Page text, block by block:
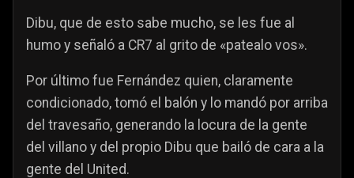
Dibu, que de esto sabe mucho, se les fue al
humo y señaló a CR7 al grito de «patealo vos».
Por último fue Fernández quien, claramente
condicionado, tomó el balón y lo mandó por arriba
del travesaño, generando la locura de la gente
del villano y del propio Dibu que bailó de cara a la
gente del United.